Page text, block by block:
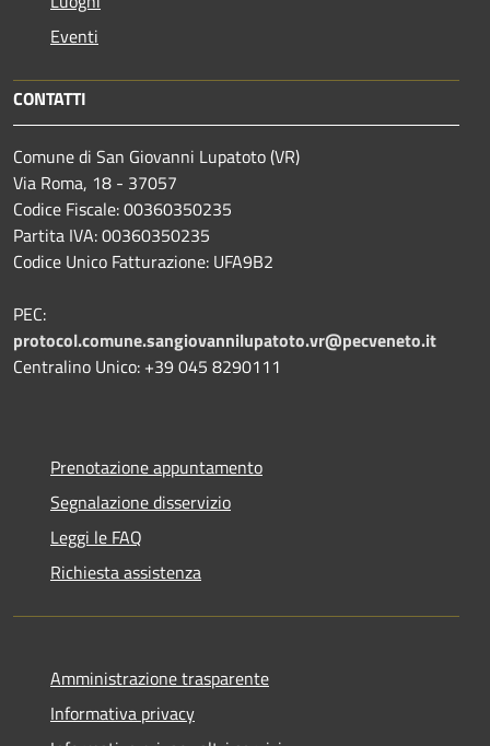
Eventi
CONTATTI
Comune di San Giovanni Lupatoto (VR)
Via Roma, 18 - 37057
Codice Fiscale: 00360350235
Partita IVA: 00360350235
Codice Unico Fatturazione: UFA9B2
PEC:
protocol.comune.sangiovannilupatoto.vr@pecveneto.it
Centralino Unico: +39 045 8290111
Prenotazione appuntamento
Segnalazione disservizio
Leggi le FAQ
Richiesta assistenza
Amministrazione trasparente
Informativa privacy